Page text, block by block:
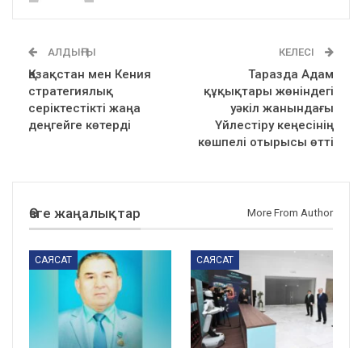
АЛДЫҢҒЫ
Қазақстан мен Кения
стратегиялық
серіктестікті жаңа
деңгейге көтерді
КЕЛЕСІ
Таразда Адам
құқықтары жөніндегі
уәкіл жанындағы
Үйлестіру кеңесінің
көшпелі отырысы өтті
Өзге жаңалықтар More From Author
САЯСАТ САЯСАТ